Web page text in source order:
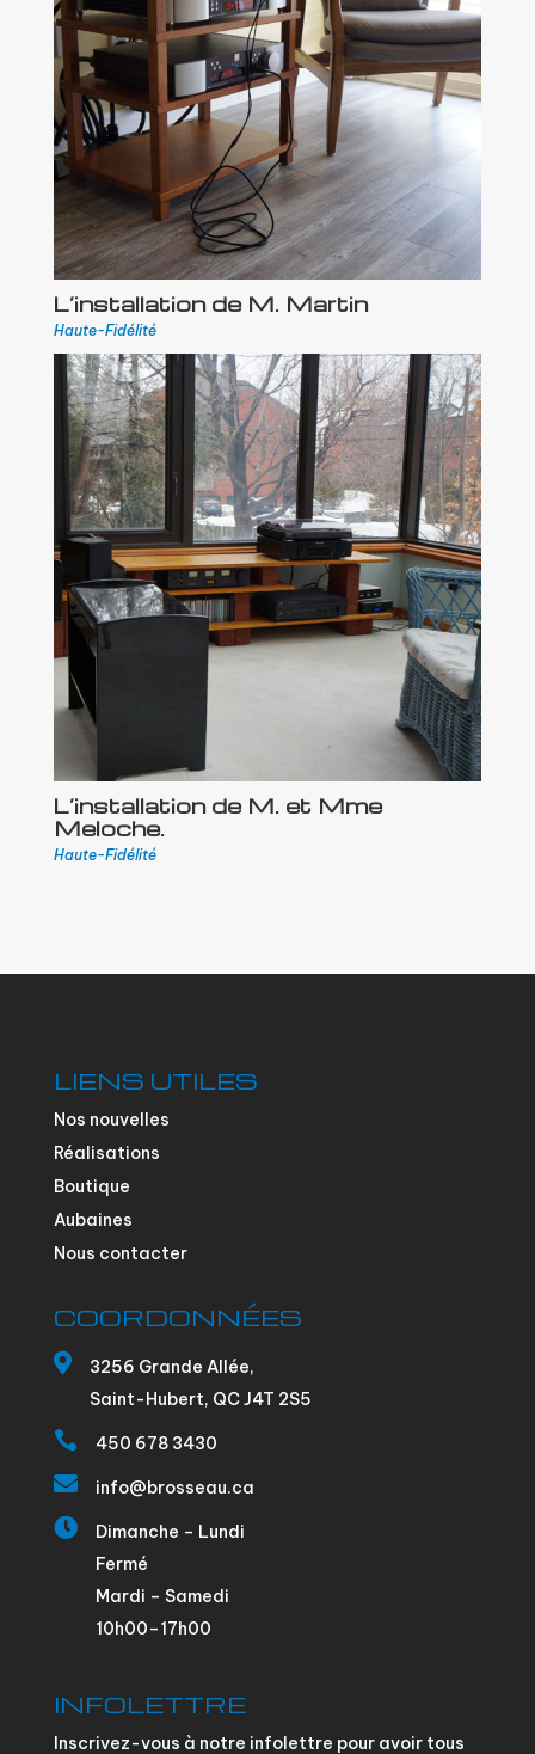
L’installation de M. Martin
Haute-Fidélité
L’installation de M. et Mme
Meloche.
Haute-Fidélité
LIENS UTILES
Nos nouvelles
Réalisations
Boutique
Aubaines
Nous contacter
COORDONNÉES

3256 Grande Allée,
Saint-Hubert, QC J4T 2S5
 450 678 3430
 info@brosseau.ca

Dimanche – Lundi
Fermé
Mardi – Samedi
10h00–17h00
INFOLETTRE
Inscrivez-vous à notre infolettre pour avoir tous